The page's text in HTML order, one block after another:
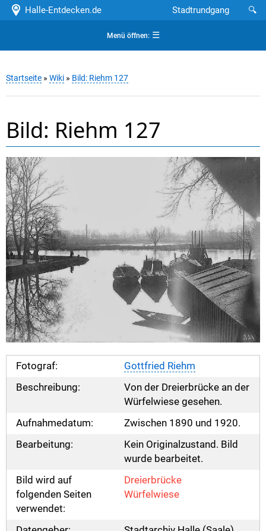
Halle-Entdecken.de 🔍
Stadtrundgang
Menü öffnen:☰
Startseite » Wiki » Bild: Riehm 127
Bild: Riehm 127
Fotograf:
Gottfried Riehm
Beschreibung:
Von der Dreierbrücke an der
Würfelwiese gesehen.
Aufnahmedatum:
Zwischen 1890 und 1920.
Bearbeitung:
Kein Originalzustand. Bild
wurde bearbeitet.
Bild wird auf
folgenden Seiten
verwendet:
Dreierbrücke
Würfelwiese